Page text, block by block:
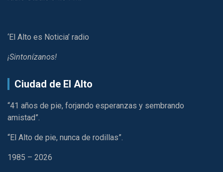
‘El Alto es Noticia’ radio
¡Sintonízanos!
Ciudad de El Alto
“41 años de pie, forjando esperanzas y sembrando
amistad”.
“El Alto de pie, nunca de rodillas”.
1985 – 2026